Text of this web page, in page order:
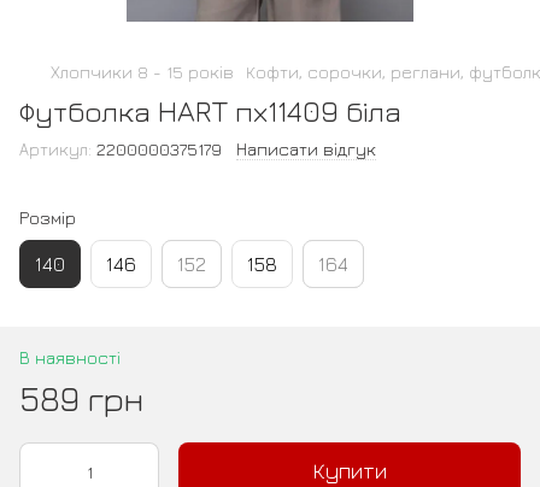
Хлопчики 8 - 15 років Кофти, сорочки, реглани,
Футболка HART пх11409 біла
Артикул: 2200000375179 Написати відгук
Розмір
140 146 152 158 164
В наявності
589 грн
Купити